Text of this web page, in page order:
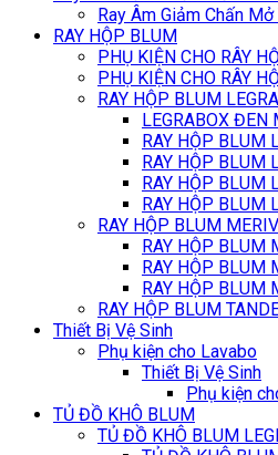
Ray Âm Giảm Chấn
RAY HỘP BLUM
PHỤ KIỆN CHO RÂY
PHỤ KIỆN CHO RÂY
RAY HỘP BLUM
LEGRABOX ĐEN
RAY HỘP BLUM
RAY HỘP BLUM
RAY HỘP BLUM
RAY HỘP BLUM
RAY HỘP BLUM
RAY HỘP BLUM
RAY HỘP BLUM
RAY HỘP BLUM
RAY HỘP BLUM
Thiết Bị Vệ Sinh
Phụ kiện cho Lavabo
Thiết Bị Vệ Sinh
Phụ kiện
TỦ ĐỒ KHÔ BLUM
TỦ ĐỒ KHÔ BLUM